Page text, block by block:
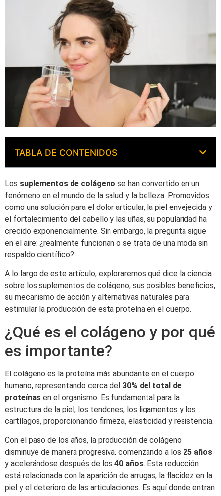
TABLA DE CONTENIDOS
Los suplementos de colágeno se han convertido en un
fenómeno en el mundo de la salud y la belleza. Promovidos
como una solución para el dolor articular, la piel envejecida y
el fortalecimiento del cabello y las uñas, su popularidad ha
crecido exponencialmente. Sin embargo, la pregunta sigue
en el aire: ¿realmente funcionan o se trata de una moda sin
respaldo científico?
A lo largo de este artículo, exploraremos qué dice la ciencia
sobre los suplementos de colágeno, sus posibles beneficios,
su mecanismo de acción y alternativas naturales para
estimular la producción de esta proteína en el cuerpo.
¿Qué es el colágeno y por qué
es importante?
El colágeno es la proteína más abundante en el cuerpo
humano, representando cerca del 30% del total de
proteínas en el organismo. Es fundamental para la
estructura de la piel, los tendones, los ligamentos y los
cartílagos, proporcionando firmeza, elasticidad y resistencia.
Con el paso de los años, la producción de colágeno
disminuye de manera progresiva, comenzando a los 25 años
y acelerándose después de los 40 años. Esta reducción
está relacionada con la aparición de arrugas, la flacidez en la
piel y el deterioro de las articulaciones. Es aquí donde entran